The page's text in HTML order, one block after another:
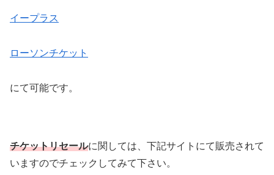
イープラス
ローソンチケット
にて可能です。
チケットリセールに関しては、下記サイトにて販売されて
いますのでチェックしてみて下さい。